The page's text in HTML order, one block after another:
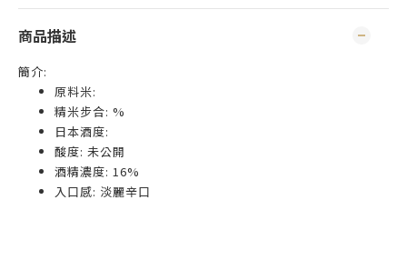
商品描述
簡介:
原料米:
精米步合: %
日本酒度:
酸度: 未公開
酒精濃度: 16%
入口感: 淡麗辛口